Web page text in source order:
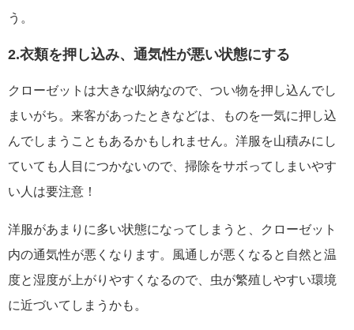
う。
2.衣類を押し込み、通気性が悪い状態にする
クローゼットは大きな収納なので、つい物を押し込んでし
まいがち。来客があったときなどは、ものを一気に押し込
んでしまうこともあるかもしれません。洋服を山積みにし
ていても人目につかないので、掃除をサボってしまいやす
い人は要注意！
洋服があまりに多い状態になってしまうと、クローゼット
内の通気性が悪くなります。風通しが悪くなると自然と温
度と湿度が上がりやすくなるので、虫が繁殖しやすい環境
に近づいてしまうかも。